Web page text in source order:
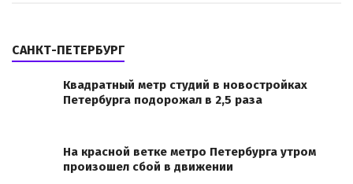
САНКТ-ПЕТЕРБУРГ
Квадратный метр студий в новостройках
Петербурга подорожал в 2,5 раза
На красной ветке метро Петербурга утром
произошел сбой в движении